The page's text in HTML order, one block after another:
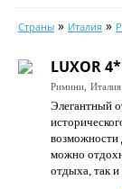
Календарь
Цены дня
Страны
Как купить
Страны » Италия »
LUXOR 4*
Римини, Италия
Элегантный
возможности
можно
отдыха, так